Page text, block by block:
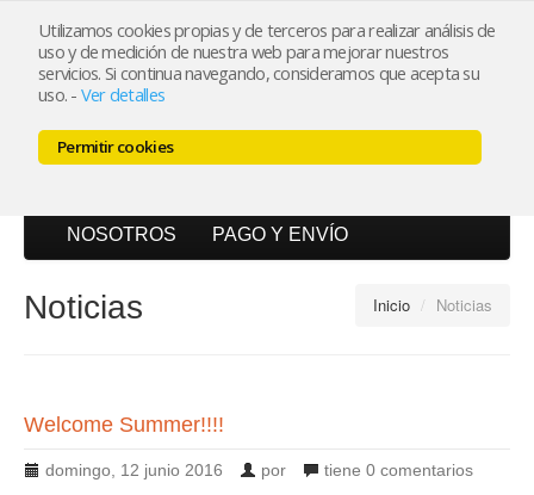
Utilizamos cookies propias y de terceros para realizar análisis de
uso y de medición de nuestra web para mejorar nuestros
servicios. Si continua navegando, consideramos que acepta su
uso. - Ver detalles
Permitir cookies
Mi cuenta
NOSOTROS PAGO Y ENVÍO
Inicio / Noticias
Noticias
Welcome Summer!!!!
domingo, 12 junio 2016 por tiene 0 comentarios